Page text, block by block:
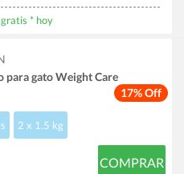
* hoy
17% Off
para gato Weight Care
2 x 1.5 kg
COMPRAR